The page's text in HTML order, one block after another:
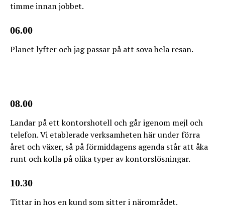
timme innan jobbet.
06.00
Planet lyfter och jag passar på att sova hela resan.
08.00
Landar på ett kontorshotell och går igenom mejl och
telefon. Vi etablerade verksamheten här under förra
året och växer, så på förmiddagens agenda står att åka
runt och kolla på olika typer av kontorslösningar.
10.30
Tittar in hos en kund som sitter i närområdet.